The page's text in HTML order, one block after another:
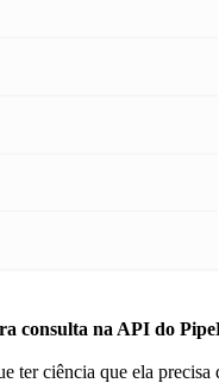
consulta na API do
ciência que ela